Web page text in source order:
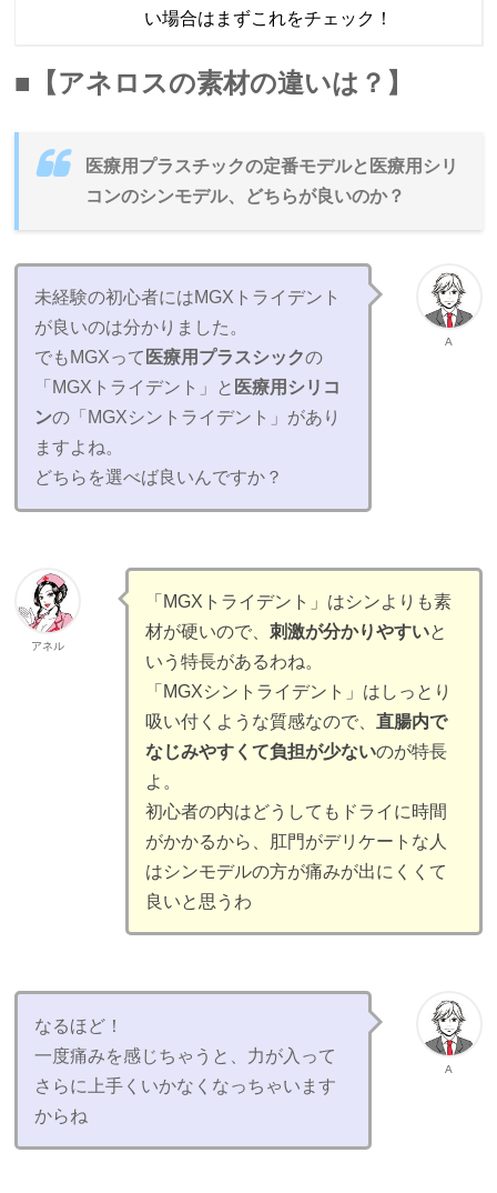
い場合はまずこれをチェック！
■【アネロスの素材の違いは？】
医療用プラスチックの定番モデルと医療用シリ
コンのシンモデル、どちらが良いのか？
A
未経験の初心者にはMGXトライデント
が良いのは分かりました。
でもMGXって 医療用プラスシックの
「MGXトライデント」と 医療用シリコ
ンの「MGXシントライデント」があり
ますよね。
どちらを選べば良いんですか？
アネル
「MGXトライデント」はシンよりも素
材が硬いので、 刺激が分かりやすいと
いう特長があるわね。
「MGXシントライデント」はしっとり
吸い付くような質感なので、 直腸内で
なじみやすくて負担が少ないのが特長
よ。
初心者の内はどうしてもドライに時間
がかかるから、肛門がデリケートな人
はシンモデルの方が痛みが出にくくて
良いと思うわ
A
なるほど！
一度痛みを感じちゃうと、力が入って
さらに上手くいかなくなっちゃいます
からね